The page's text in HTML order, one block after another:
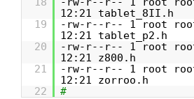
12:21 tablet_8II.h
19
-rw-r--r-- 1 root
12:21 tablet_p2.h
20
-rw-r--r-- 1 root
12:21 z800.h
21
-rw-r--r-- 1 root
12:21 zorroo.h
22
#